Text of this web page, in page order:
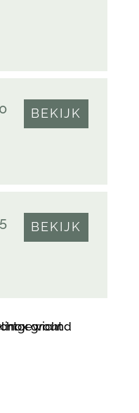
BEKIJK
BEKIJK